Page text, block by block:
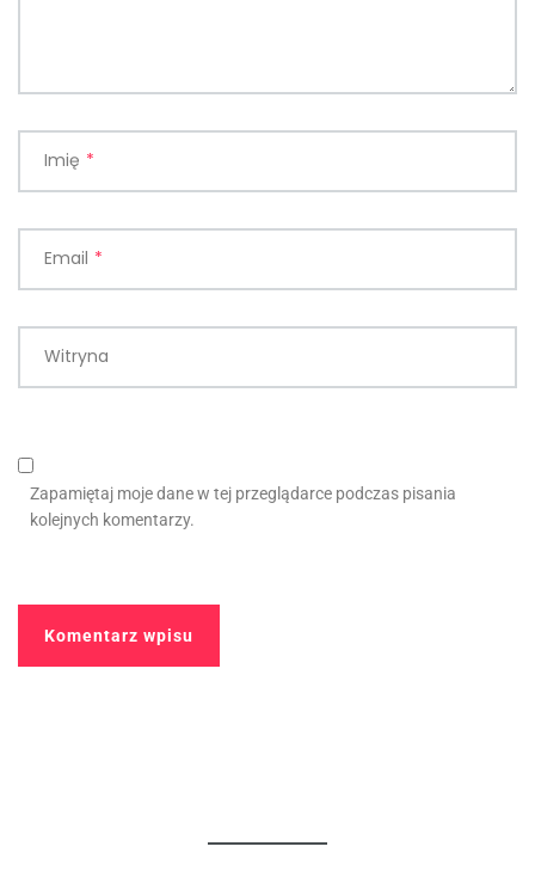
Imię *
Email *
Witryna
Zapamiętaj moje dane w tej przeglądarce podczas pisania
kolejnych komentarzy.